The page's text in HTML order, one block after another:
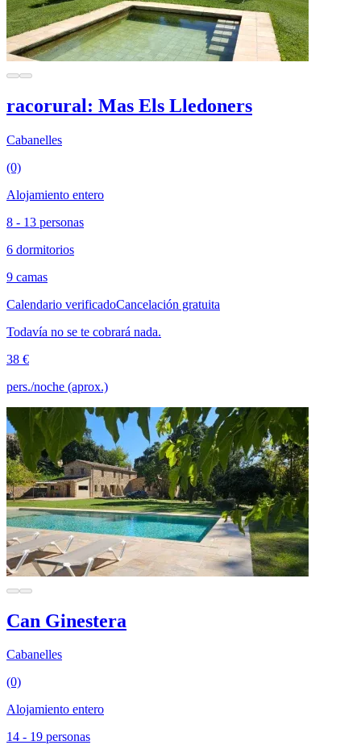
racorural: Mas Els Lledoners
Cabanelles
(0)
Alojamiento entero
8 - 13 personas
6 dormitorios
9 camas
Calendario verificadoCancelación gratuita
Todavía no se te cobrará nada.
38 €
pers./noche (aprox.)
Can Ginestera
Cabanelles
(0)
Alojamiento entero
14 - 19 personas